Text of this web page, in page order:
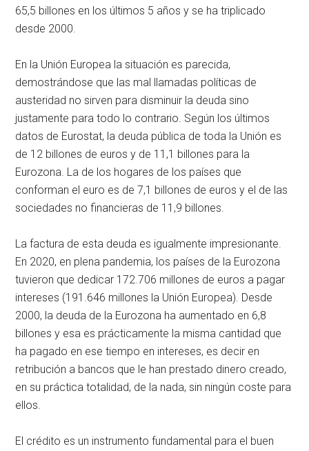
65,5 billones en los últimos 5 años y se ha triplicado
desde 2000.
En la Unión Europea la situación es parecida,
demostrándose que las mal llamadas políticas de
austeridad no sirven para disminuir la deuda sino
justamente para todo lo contrario. Según los últimos
datos de Eurostat, la deuda pública de toda la Unión es
de 12 billones de euros y de 11,1 billones para la
Eurozona. La de los hogares de los países que
conforman el euro es de 7,1 billones de euros y el de las
sociedades no financieras de 11,9 billones.
La factura de esta deuda es igualmente impresionante.
En 2020, en plena pandemia, los países de la Eurozona
tuvieron que dedicar 172.706 millones de euros a pagar
intereses (191.646 millones la Unión Europea). Desde
2000, la deuda de la Eurozona ha aumentado en 6,8
billones y esa es prácticamente la misma cantidad que
ha pagado en ese tiempo en intereses, es decir en
retribución a bancos que le han prestado dinero creado,
en su práctica totalidad, de la nada, sin ningún coste para
ellos.
El crédito es un instrumento fundamental para el buen